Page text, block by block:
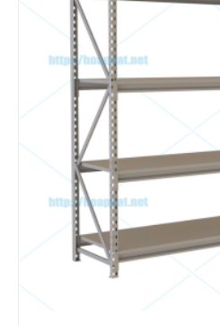
Địa chỉ giá tài liệu
ở đâu ?
Nhiều năm qua, đại lý phân phối
16-18 Nguyễn Bồ, TP Hà Nội Là
công lắp đặt chính hãng, chất
đáng tin cậy để bạn mua sản
hãng, không qua những khâu
không có sự trà trộn của hàng giả,
quý khách hàng sẽ trải nghiệm
các sản phẩm 100% chính hãng
Nội Thất Hòa Phát tới tay khách
đặt trực tiếp tại nhà. Dịch vụ bảo
tiêu chuẩn nhà máy - bảo trì trọn
hành bảo trì sản phẩm có thể thực
bước đơn giản.